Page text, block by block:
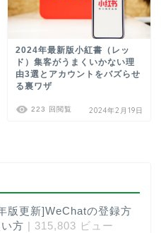
2024年最新版小紅書（レッ
ド）集客がうまくいかない理
由3選とアカウントをバズらせ
る裏ワザ
223 回閲覧 2024年2月19日
版更新]WeChatの登録方
方 | 315,803 ビュー